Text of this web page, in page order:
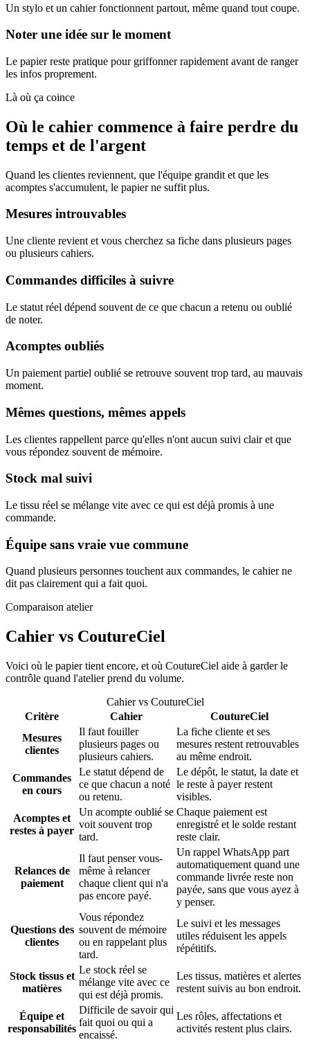
Un stylo et un cahier fonctionnent partout, même quand tout coupe.
Noter une idée sur le moment
Le papier reste pratique pour griffonner rapidement avant de ranger
les infos proprement.
Là où ça coince
Où le cahier commence à faire perdre du
temps et de l'argent
Quand les clientes reviennent, que l'équipe grandit et que les
acomptes s'accumulent, le papier ne suffit plus.
Mesures introuvables
Une cliente revient et vous cherchez sa fiche dans plusieurs pages
ou plusieurs cahiers.
Commandes difficiles à suivre
Le statut réel dépend souvent de ce que chacun a retenu ou oublié
de noter.
Acomptes oubliés
Un paiement partiel oublié se retrouve souvent trop tard, au mauvais
moment.
Mêmes questions, mêmes appels
Les clientes rappellent parce qu'elles n'ont aucun suivi clair et que
vous répondez souvent de mémoire.
Stock mal suivi
Le tissu réel se mélange vite avec ce qui est déjà promis à une
commande.
Équipe sans vraie vue commune
Quand plusieurs personnes touchent aux commandes, le cahier ne
dit pas clairement qui a fait quoi.
Comparaison atelier
Cahier vs CoutureCiel
Voici où le papier tient encore, et où CoutureCiel aide à garder le
contrôle quand l'atelier prend du volume.
Cahier vs CoutureCiel
Critère
Cahier
CoutureCiel
Mesures
clientes
Il faut fouiller
plusieurs pages ou
plusieurs cahiers.
La fiche cliente et ses
mesures restent retrouvables
au même endroit.
Commandes
en cours
Le statut dépend de
ce que chacun a noté
ou retenu.
Le dépôt, le statut, la date et
le reste à payer restent
visibles.
Acomptes et
restes à payer
Un acompte oublié se
voit souvent trop
tard.
Chaque paiement est
enregistré et le solde restant
reste clair.
Relances de
paiement
Il faut penser vous-
même à relancer
chaque client qui n'a
pas encore payé.
Un rappel WhatsApp part
automatiquement quand une
commande livrée reste non
payée, sans que vous ayez à
y penser.
Questions des
clientes
Vous répondez
souvent de mémoire
ou en rappelant plus
tard.
Le suivi et les messages
utiles réduisent les appels
répétitifs.
Stock tissus et
matières
Le stock réel se
mélange vite avec ce
qui est déjà promis.
Les tissus, matières et alertes
restent suivis au bon endroit.
Équipe et
responsabilités
Difficile de savoir qui
fait quoi ou qui a
encaissé.
Les rôles, affectations et
activités restent plus clairs.